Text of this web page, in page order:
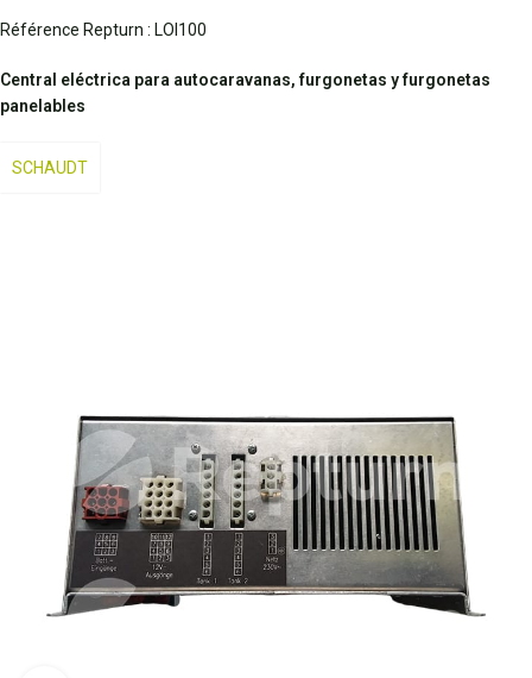
Référence Repturn : LOI100
Central eléctrica para autocaravanas, furgonetas y furgonetas
panelables
SCHAUDT